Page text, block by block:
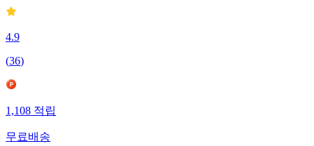
4.9
(36)
1,108적립
무료배송